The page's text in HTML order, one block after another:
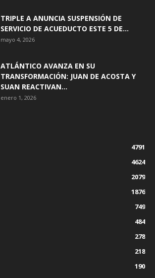
TRIPLE A ANUNCIA SUSPENSIÓN DE
SERVICIO DE ACUEDUCTO ESTE 5 DE...
mayo 4, 2026
ATLÁNTICO AVANZA EN SU
TRANSFORMACIÓN: JUAN DE ACOSTA Y
SUAN REACTIVAN...
enero 1, 2026
4791
4624
2079
1876
749
484
278
218
190